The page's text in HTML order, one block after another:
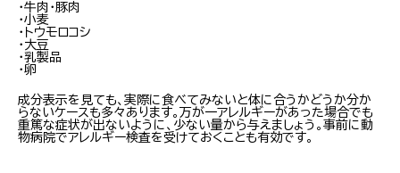
・牛肉・豚肉
・小麦
・トウモロコシ
・大豆
・乳製品
・卵
成分表示を見ても、実際に食べてみないと体に合うかどうか分か
らないケースも多々あります。万が一アレルギーがあった場合でも
重篤な症状が出ないように、少ない量から与えましょう。事前に動
物病院でアレルギー検査を受けておくことも有効です。